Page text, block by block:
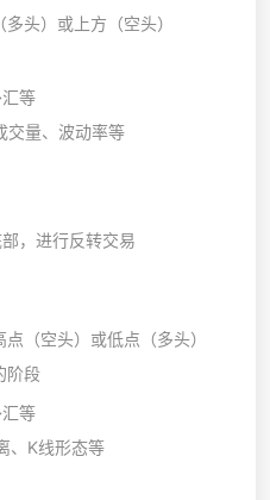
头）或上方（空头）
等
交量、波动率等
，进行反转交易
（空头）或低点（多头）
阶段
等
、K线形态等